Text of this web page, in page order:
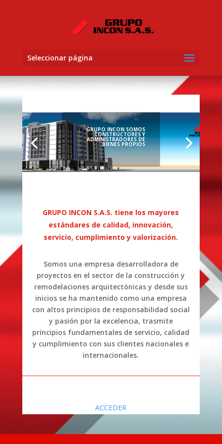
Seleccionar página
GRUPO INCON SOMOS
CONSTRUCTORES Y
ADMINISTRADORES DE
BIENES PROPIOS
GRUPO INCON S.A.S. tiene los mayores
estándares de calidad, innovación,
servicio, cumplimiento y valorización.
Somos una empresa desarrolladora de
proyectos en el sector de la construcción y
remodelaciones arquitectónicas y desde sus
inicios se ha mantenido como una empresa
con altos principios de responsabilidad social
y pasión por la excelencia, trasmite
principios fundamentales de servicio, calidad
y cumplimiento con sus clientes nacionales e
internacionales.
ACCEDER